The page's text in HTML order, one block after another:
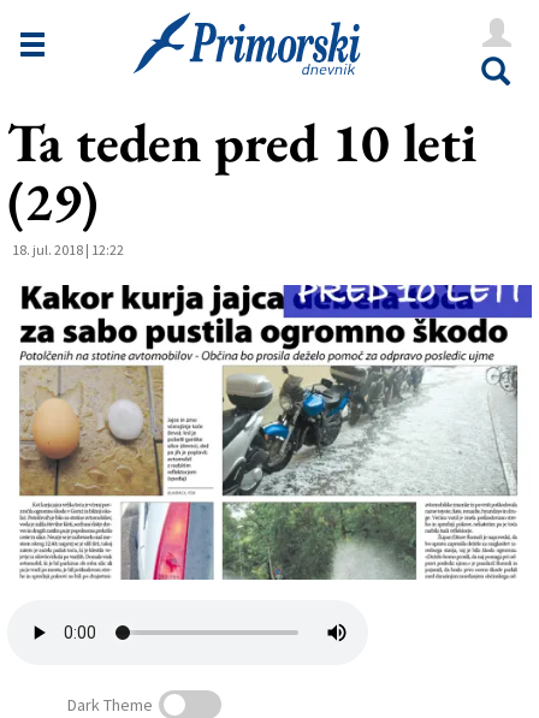
Novice
Goriška
Kultura
Šport
Še
Vreme
V Kioskih
Uredništvo
Oglasi
Založnik
Ta teden pred 10 leti
(29)
18. jul. 2018 | 12:22
Dark Theme